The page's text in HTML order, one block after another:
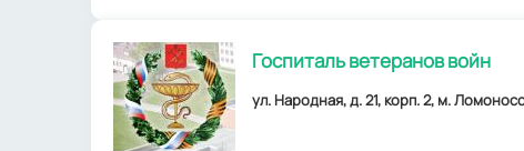
Госпиталь ветеранов войн
ул. Народная, д. 21, корп. 2, м.